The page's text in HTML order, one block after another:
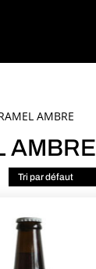
AMBRE
AMBRE